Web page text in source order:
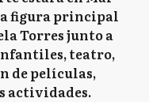
figura principal
Torres junto a
teatro,
de películas,
actividades.